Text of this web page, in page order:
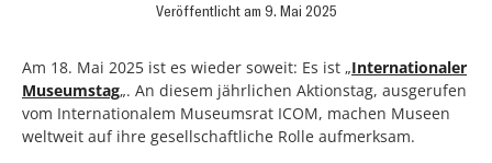
Veröffentlicht am 9. Mai 2025
Am 18. Mai 2025 ist es wieder soweit: Es ist „Internationaler
Museumstag„. An diesem jährlichen Aktionstag, ausgerufen
vom Internationalem Museumsrat ICOM, machen Museen
weltweit auf ihre gesellschaftliche Rolle aufmerksam.